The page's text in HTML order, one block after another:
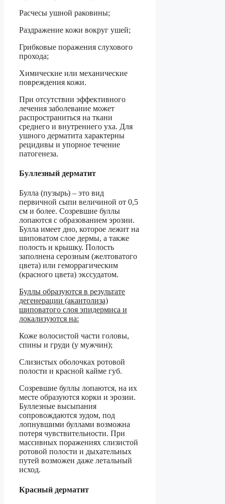
Расчесы ушной раковины;
Раздражение кожи вокруг ушей;
Грибковые поражения слухового
прохода;
Химические или механические
повреждения кожи.
При отсутствии эффективного
лечения заболевание может
распространиться на ткани
среднего и внутреннего уха. Для
ушного дерматита характерны
рецидивы и упорное течение
патогенеза.
Буллезный дерматит
Булла (пузырь) – это вид
первичной сыпи величиной от 0,5
см и более. Созревшие буллы
лопаются с образованием эрозии.
Булла имеет дно, которое лежит на
шиповатом слое дермы, а также
полость и крышку. Полость
заполнена серозным (желтоватого
цвета) или геморрагическим
(красного цвета) экссудатом.
Буллы образуются в результате
дегенерации (акантолиза)
шиповатого слоя эпидермиса и
локализуются на:
Коже волосистой части головы,
спины и груди (у мужчин);
Слизистых оболочках ротовой
полости и красной кайме губ.
Созревшие буллы лопаются, на их
месте образуются корки и эрозии.
Буллезные высыпания
сопровождаются зудом, под
лопнувшими буллами возможна
потеря чувствительности. При
массивных поражениях слизистой
ротовой полости и дыхательных
путей возможен даже летальный
исход.
Красный дерматит